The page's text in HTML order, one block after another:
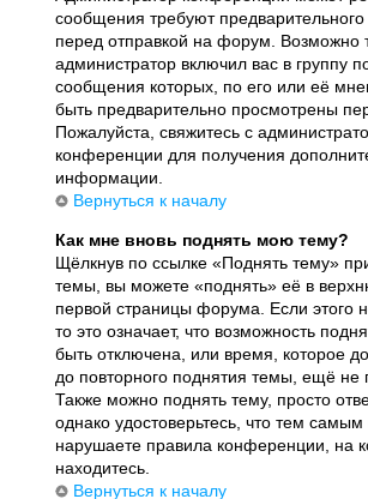
сообщения требуют
перед отправкой на форум. Возможно
администратор включил вас в группу
сообщения которых, по его или её
быть предварительно просмотрены
Пожалуйста, свяжитесь с
конференции для получения
информации.
Вернуться к началу
Как мне вновь поднять мою тему?
Щёлкнув по ссылке «Поднять тему»
темы, вы можете «поднять» её в
первой страницы форума. Если этого
то это означает, что возможность
быть отключена, или время, которое
до повторного поднятия темы, ещё не
Также можно поднять тему, просто
однако удостоверьтесь, что тем
нарушаете правила конференции, на
находитесь.
Вернуться к началу